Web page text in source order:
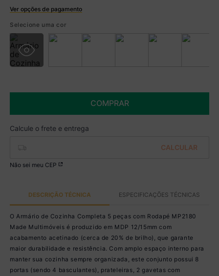
Ver opções de pagamento
R$ 1.747,99 à vista no Boleto
% de desconto)
Você economiza
Selecione uma cor
COMPRAR
Não sei meu CEP
DESCRIÇÃO TÉCNICA ESPECIFICAÇÕES TÉCNICAS
O Armário de Cozinha Completa 5 peças com Rodapé MP2180
Made Multimóveis é produzido em MDP 12/15mm com
acabamento acetinado (cerca de 20% de brilho), que garante
maior durabilidade e resistência. Com amplo espaço interno para
manter sua cozinha sempre organizada, este conjunto possui 8
portas (sendo 4 basculantes), prateleiras, 2 gavetas com